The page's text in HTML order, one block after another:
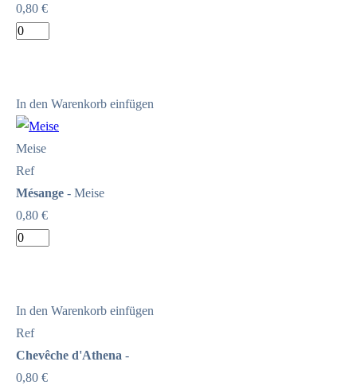
0,80 €
In den Warenkorb einfügen
Meise
Ref
Mésange - Meise
0,80 €
In den Warenkorb einfügen
Ref
Chevêche d'Athena -
0,80 €